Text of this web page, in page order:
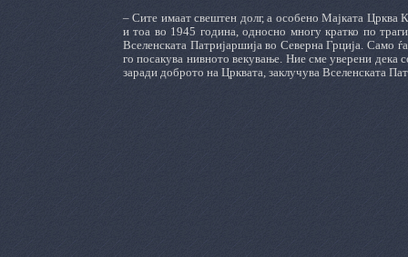
– Сите имаат свештен долг, а особено Мајката Црква
и тоа во 1945 година, односно многу кратко по
Вселенската Патријаршија во Северна Грција. Само
го посакува нивното векување. Ние сме уверени дека
заради доброто на Црквата, заклучува Вселенската